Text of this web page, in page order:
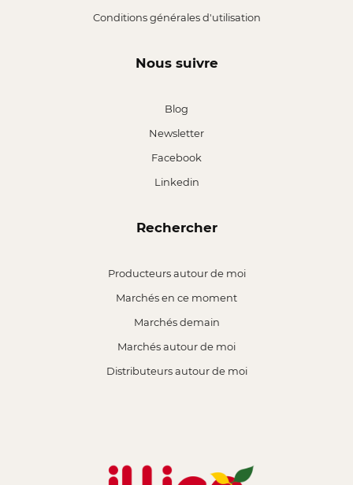
Conditions générales d'utilisation
Nous suivre
Blog
Newsletter
Facebook
Linkedin
Rechercher
Producteurs autour de moi
Marchés en ce moment
Marchés demain
Marchés autour de moi
Distributeurs autour de moi